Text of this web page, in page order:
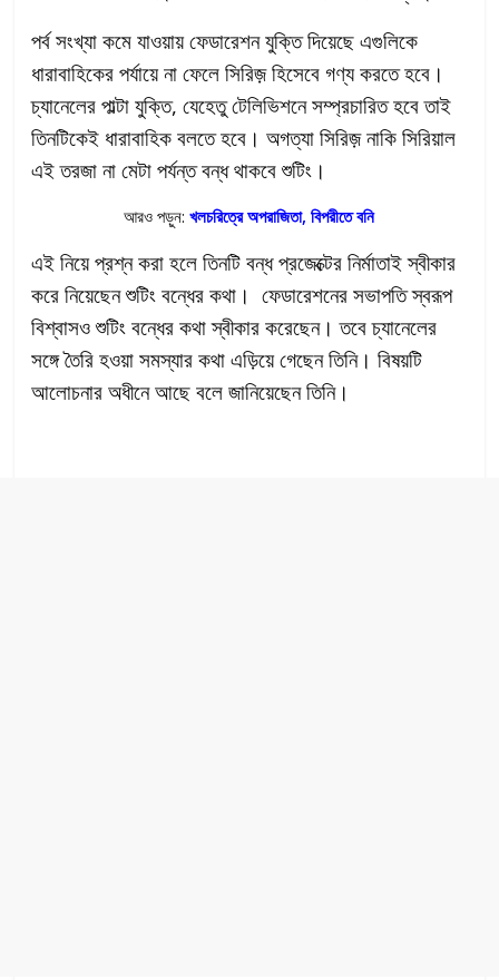
পর্ব সংখ্যা কমে যাওয়ায় ফেডারেশন যুক্তি দিয়েছে এগুলিকে
ধারাবাহিকের পর্যায়ে না ফেলে সিরিজ় হিসেবে গণ্য করতে হবে।
চ্যানেলের পাল্টা যুক্তি, যেহেতু টেলিভিশনে সম্প্রচারিত হবে তাই
তিনটিকেই ধারাবাহিক বলতে হবে। অগত্যা সিরিজ় নাকি সিরিয়াল
এই তরজা না মেটা পর্যন্ত বন্ধ থাকবে শুটিং।
আরও পড়ুন:খলচরিত্রে অপরাজিতা, বিপরীতে বনি
এই নিয়ে প্রশ্ন করা হলে তিনটি বন্ধ প্রজেক্টের নির্মাতাই স্বীকার
করে নিয়েছেন শুটিং বন্ধের কথা। ফেডারেশনের সভাপতি স্বরূপ
বিশ্বাসও শুটিং বন্ধের কথা স্বীকার করেছেন। তবে চ্যানেলের
সঙ্গে তৈরি হওয়া সমস্যার কথা এড়িয়ে গেছেন তিনি। বিষয়টি
আলোচনার অধীনে আছে বলে জানিয়েছেন তিনি।